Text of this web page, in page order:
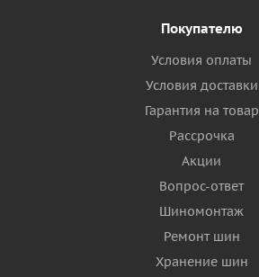
Покупателю
Условия оплаты
Условия доставки
Гарантия на товар
Рассрочка
Акции
Вопрос-ответ
Шиномонтаж
Ремонт шин
Хранение шин